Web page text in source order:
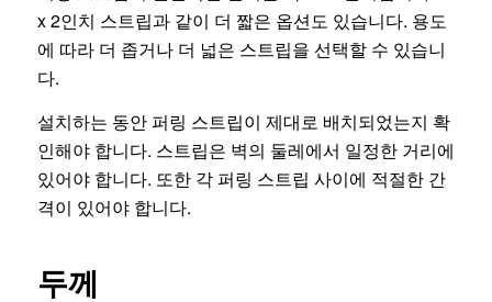
x 2인치 스트립과 같이 더 짧은 옵션도 있습니다. 용도
에 따라 더 좁거나 더 넓은 스트립을 선택할 수 있습니
다.
설치하는 동안 퍼링 스트립이 제대로 배치되었는지 확
인해야 합니다. 스트립은 벽의 둘레에서 일정한 거리에
있어야 합니다. 또한 각 퍼링 스트립 사이에 적절한 간
격이 있어야 합니다.
두께